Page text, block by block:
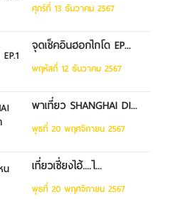
ศุกร์ที่ 13 ธันวาคม 2567
จุดเช็คอินฮอกไกโด EP...
พฤหัสที่ 12 ธันวาคม 2567
พาเที่ยว SHANGHAI DI...
พุธที่ 20 พฤศจิกายน 2567
เที่ยวเซี่ยงไฮ้....ไ...
พุธที่ 20 พฤศจิกายน 2567